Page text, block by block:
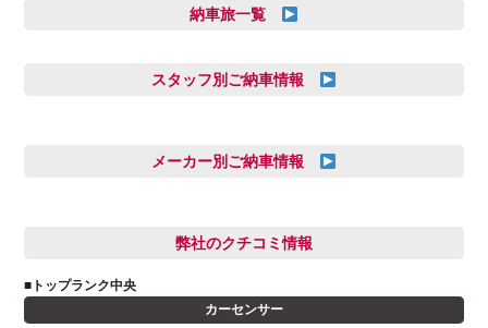
納車旅一覧
スタッフ別ご納車情報
多田 健人
メーカー別ご納車情報
FIAT
弊社のクチコミ情報
■トップランク中央
カーセンサー